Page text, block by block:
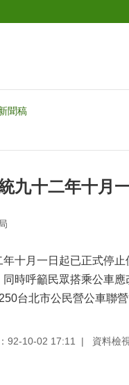
聞稿
九十二年十月
月一日起已正式停止
時呼籲民眾搭乘公車
台北市公民營公車聯營
92-10-02 17:11 資料檢